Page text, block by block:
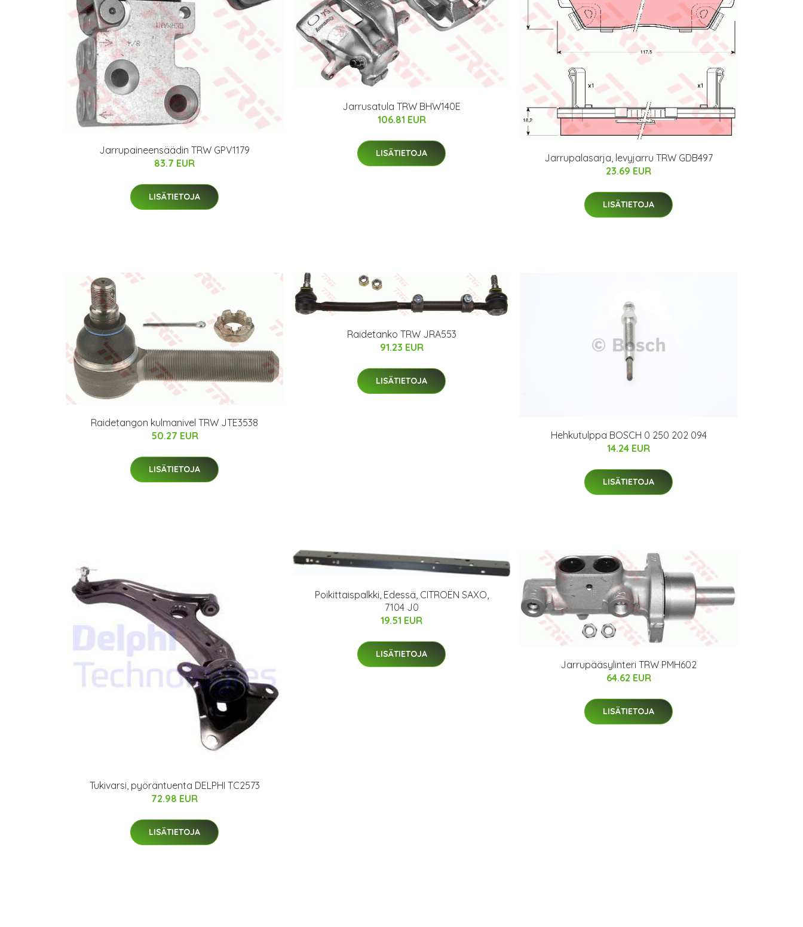
Jarrupaineensäädin TRW GPV1179
83.7 EUR
LISÄTIETOJA
Jarrusatula TRW BHW140E
106.81 EUR
LISÄTIETOJA
Jarrupalasarja, levyjarru TRW GDB497
23.69 EUR
LISÄTIETOJA
Raidetangon kulmanivel TRW JTE3538
50.27 EUR
LISÄTIETOJA
Raidetanko TRW JRA553
91.23 EUR
LISÄTIETOJA
Hehkutulppa BOSCH 0 250 202 094
14.24 EUR
LISÄTIETOJA
Tukivarsi, pyöräntuenta DELPHI TC2573
72.98 EUR
LISÄTIETOJA
Poikittaispalkki, Edessä, CITROËN SAXO,
7104 J0
19.51 EUR
LISÄTIETOJA
Jarrupääsylinteri TRW PMH602
64.62 EUR
LISÄTIETOJA